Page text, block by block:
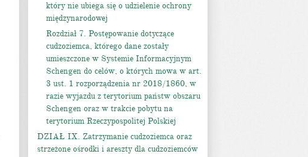
który nie ubiega się o udzielenie ochrony
międzynarodowej
Rozdział 7. Postępowanie dotyczące
cudzoziemca, którego dane zostały
umieszczone w Systemie Informacyjnym
Schengen do celów, o których mowa w art.
3 ust. 1 rozporządzenia nr 2018/1860, w
razie wyjazdu z terytorium państw obszaru
Schengen oraz w trakcie pobytu na
terytorium Rzeczypospolitej Polskiej
DZIAŁ IX. Zatrzymanie cudzoziemca oraz
strzeżone ośrodki i areszty dla cudzoziemców